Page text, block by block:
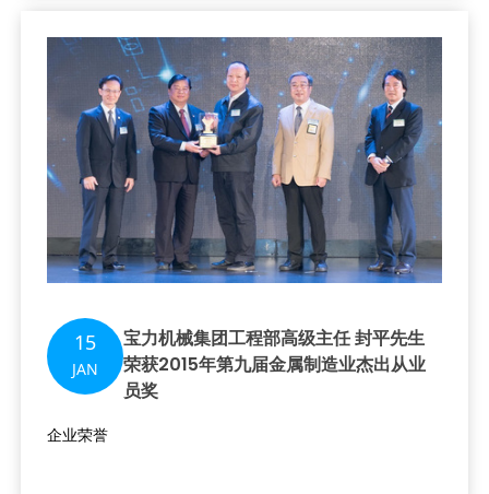
15
JAN
宝力机械集团工程部高级主任 封平先生
荣获2015年第九届金属制造业杰出从业
员奖
企业荣誉